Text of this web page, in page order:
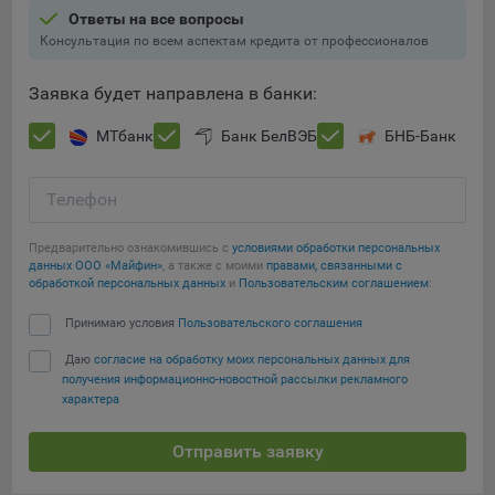
составить представление о тенденциях использования
сайта в целом. Общество использует информацию для
9.5. Файлы cookie, применяемые для определения целевой
аудитории и в рекламных целях, например Яндекс.Метрика,
Google Analytics.
платформ «Google Analytics», «Яндекс.Метрика»
(статистические), установлены на сервере Общества и не
передаются третьим лицам, часть из которых хранятся во
время пользования сайтом;
Остальные - не более года.
Отключение аналитических файлов cookie не позволяет
наиболее и наименее популярные страницы и принимать
меры по совершенствованию работы сайта исходя из
Сохранить мои изменения
Сохранить по умолчанию
Ответы на все вопросы
Консультация по всем аспектам кредита от профессионалов
Заявка будет направлена в банки:
МТбанк Банк БелВЭБ БНБ-Банк
Телефон
Предварительно ознакомившись с условиями обработки персональных
данных ООО «Майфин», а также с моими правами, связанными с
обработкой персональных данных и Пользовательским соглашением:
Принимаю условия Пользовательского соглашения
Даю согласие на обработку моих персональных данных для
получения информационно-новостной рассылки рекламного
характера
Отправить заявку